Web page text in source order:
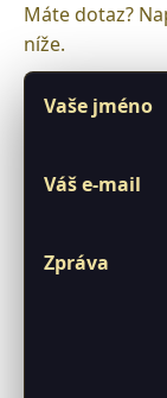
Máte dotaz?
níže.
Vaše jméno
Váš e-mail
Zpráva